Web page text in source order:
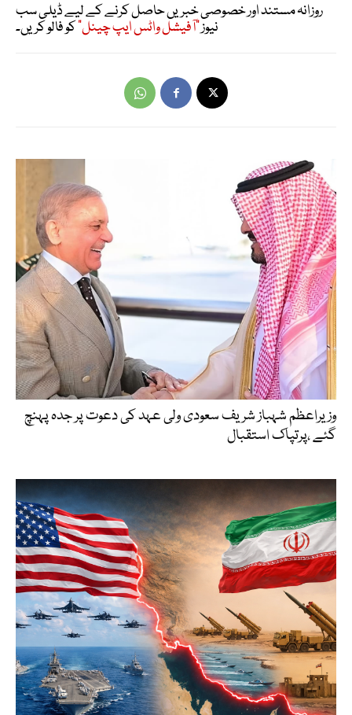
روزانہ مستند اور خصوصی خبریں حاصل کرنے کے لیے ڈیلی سب
نیوز"آفیشل واٹس ایپ چینل"کو فالو کریں۔
وزیراعظم شہباز شریف سعودی ولی عہد کی دعوت پر جدہ پہنچ
گئے ،پرتپاک استقبال